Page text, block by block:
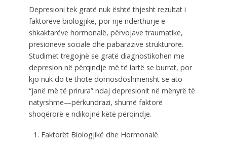
Depresioni tek gratë nuk është thjesht rezultat i
faktorëve biologjikë, por një ndërthurje e
shkaktarëve hormonalë, përvojave traumatike,
presioneve sociale dhe pabarazive strukturore.
Studimet tregojnë se gratë diagnostikohen me
depresion në përqindje më të lartë se burrat, por
kjo nuk do të thotë domosdoshmërisht se ato
“janë më të prirura” ndaj depresionit në mënyrë të
natyrshme—përkundrazi, shumë faktorë
shoqërorë e ndikojnë këtë përqindje.
Faktorët Biologjikë dhe Hormonalë